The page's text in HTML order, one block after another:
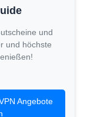
und
und höchste
Angebote